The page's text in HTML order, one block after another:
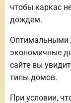
чтобы каркас
дождем.
Оптимальными
экономичные
сайте вы
типы домов.
При условии,